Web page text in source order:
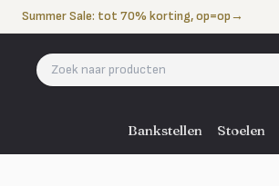
Naar de inhoud
Summer Sale: tot 70% korting, op=op→
Bankstellen Stoelen